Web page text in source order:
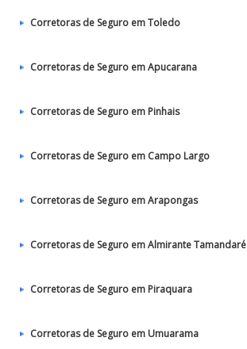
Corretoras de Seguro em Toledo
Corretoras de Seguro em Apucarana
Corretoras de Seguro em Pinhais
Corretoras de Seguro em Campo Largo
Corretoras de Seguro em Arapongas
Corretoras de Seguro em Almirante Tamandaré
Corretoras de Seguro em Piraquara
Corretoras de Seguro em Umuarama